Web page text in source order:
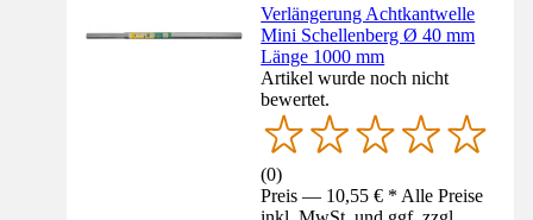
Verlängerung Achtkantwelle
Mini Schellenberg Ø 40 mm
Länge 1000 mm
Artikel wurde noch nicht
bewertet.
(0)
Preis — 10,55 € * Alle Preise